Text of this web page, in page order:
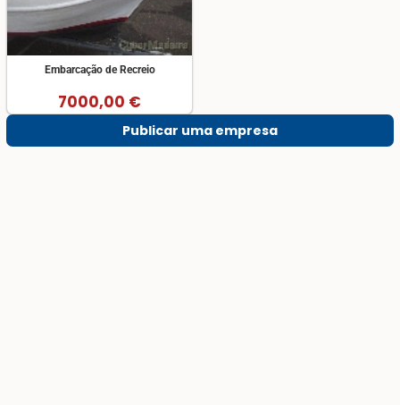
Embarcação de Recreio
7000,00 €
Publicar uma empresa